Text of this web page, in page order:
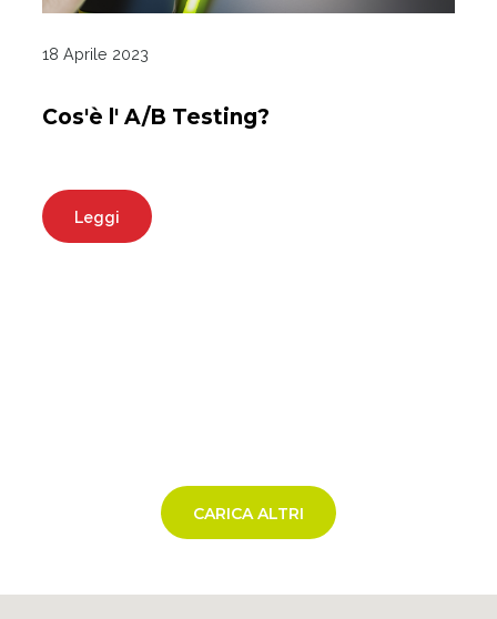
18 Aprile 2023
Cos'è l' A/B Testing?
Leggi
CARICA ALTRI